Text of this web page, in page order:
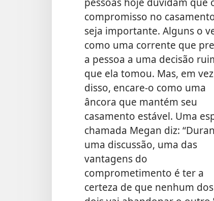
compromisso no
seja importante. Alguns o
como uma corrente que
a pessoa a uma decisão
que ela tomou. Mas, em vez
disso, encare-o como uma
âncora que mantém seu
casamento estável. Uma
chamada Megan diz:
uma discussão, uma das
vantagens do
comprometimento é ter a
certeza de que nenhum dos